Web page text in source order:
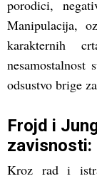
porodici,
Manipulacija,
karakternih
odsustvo brige
Frojd i
zavisnosti:
Kroz rad i